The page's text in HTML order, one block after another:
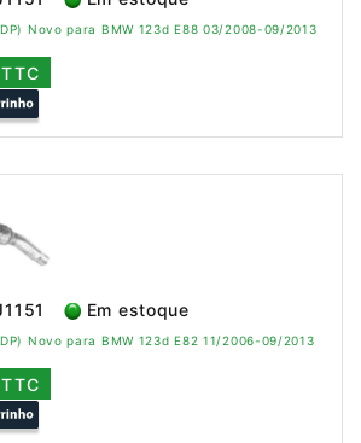
Novo para BMW 123d E88 03/2008-09/2013
Em estoque
Novo para BMW 123d E82 11/2006-09/2013